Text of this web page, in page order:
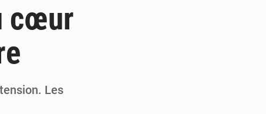
Conseil constitutionnel
sur un faible retour financier
cœur
Les